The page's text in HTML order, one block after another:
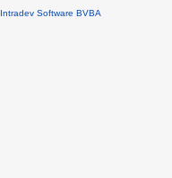
Intradev Software BVBA